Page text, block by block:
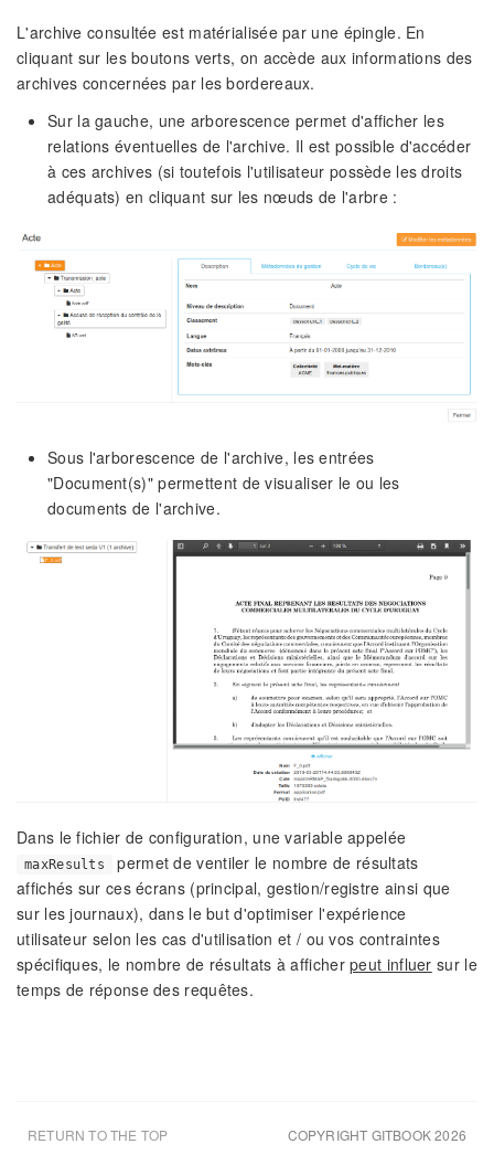
L'archive consultée est matérialisée par une épingle. En
cliquant sur les boutons verts, on accède aux informations des
archives concernées par les bordereaux.
Sur la gauche, une arborescence permet d'afficher les
relations éventuelles de l'archive. Il est possible d'accéder
à ces archives (si toutefois l'utilisateur possède les droits
adéquats) en cliquant sur les nœuds de l'arbre :
Sous l'arborescence de l'archive, les entrées
"Document(s)" permettent de visualiser le ou les
documents de l'archive.
Dans le fichier de configuration, une variable appelée
maxResults
permet de ventiler le nombre de résultats
affichés sur ces écrans (principal, gestion/registre ainsi que
sur les journaux), dans le but d'optimiser l'expérience
utilisateur selon les cas d'utilisation et / ou vos contraintes
spécifiques, le nombre de résultats à afficherpeut influer sur le
temps de réponse des requêtes.
COPYRIGHT GITBOOK 2026
RETURN TO THE TOP